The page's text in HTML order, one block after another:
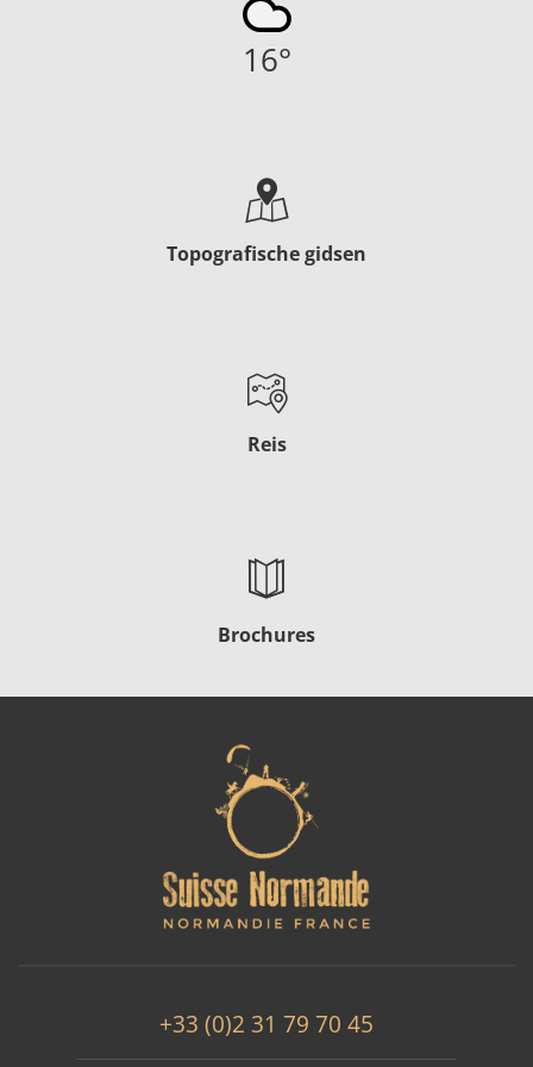
16°
Topografische gidsen
Reis
Brochures
+33 (0)2 31 79 70 45